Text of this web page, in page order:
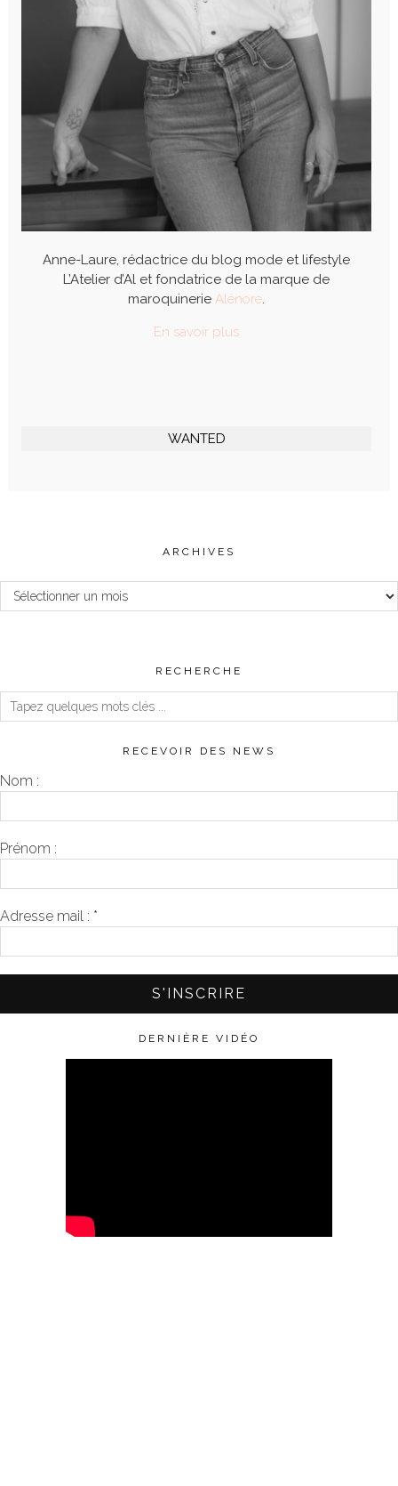
Anne-Laure, rédactrice du blog mode et lifestyle
L’Atelier d’Al et fondatrice de la marque de
maroquinerie Alénore.
En savoir plus
WANTED
ARCHIVES
Archives
RECHERCHE
RECEVOIR DES NEWS
Nom :
Prénom :
Adresse mail : *
DERNIÈRE VIDÉO